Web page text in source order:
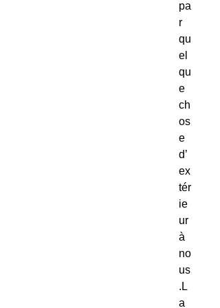
pa
r
qu
el
qu
e
ch
os
e
d’
ex
tér
ie
ur
à
no
us
.L
a